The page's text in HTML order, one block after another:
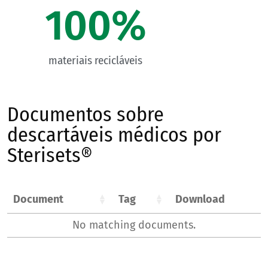
materiais recicláveis
100%
Documentos sobre
descartáveis médicos por
Sterisets®
Document Tag
Download
No matching documents.